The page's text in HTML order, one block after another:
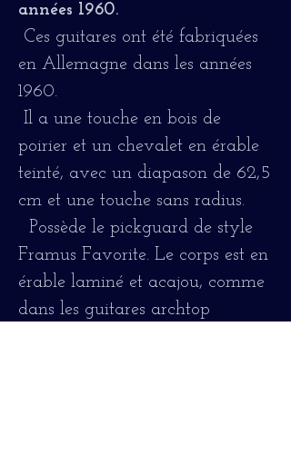
années 1960.
Ces guitares ont été fabriquées
en Allemagne dans les années
1960.
Il a une touche en bois de
poirier et un chevalet en érable
teinté, avec un diapason de 62,5
cm et une touche sans radius.
Possède le pickguard de style
Framus Favorite. Le corps est en
érable laminé et acajou, comme
dans les guitares archtop